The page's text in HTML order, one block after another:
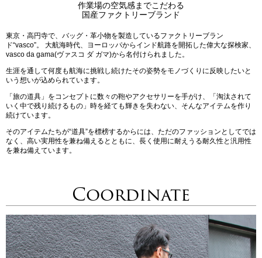
作業場の空気感までこだわる
国産ファクトリーブランド
東京・高円寺で、バッグ・革小物を製造しているファクトリーブラン
ド“vasco”。 大航海時代、ヨーロッパからインド航路を開拓した偉大な探検家、
vasco da gama(ヴァスコ ダ ガマ)から名付けられました。
生涯を通して何度も航海に挑戦し続けたその姿勢をモノづくりに反映したいと
いう想いが込められています。
「旅の道具」をコンセプトに数々の鞄やアクセサリーを手がけ、「淘汰されて
いく中で残り続けるもの」時を経ても輝きを失わない、そんなアイテムを作り
続けています。
そのアイテムたちが“道具”を標榜するからには、ただのファッションとしてでは
なく、高い実用性を兼ね備えるとともに、長く使用に耐えうる耐久性と汎用性
を兼ね備えています。
Coordinate